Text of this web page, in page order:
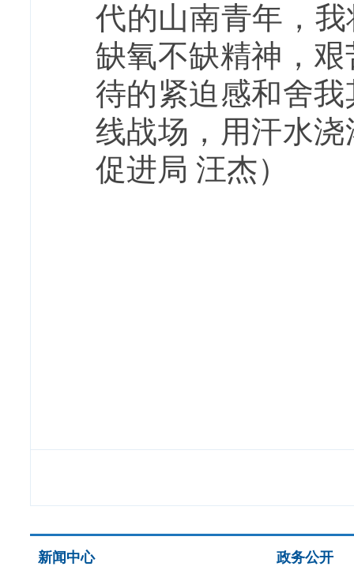
代的山南青年，
缺氧不缺精神，
待的紧迫感和舍
线战场，用汗水
促进局 汪杰）
新闻中心 政务公开